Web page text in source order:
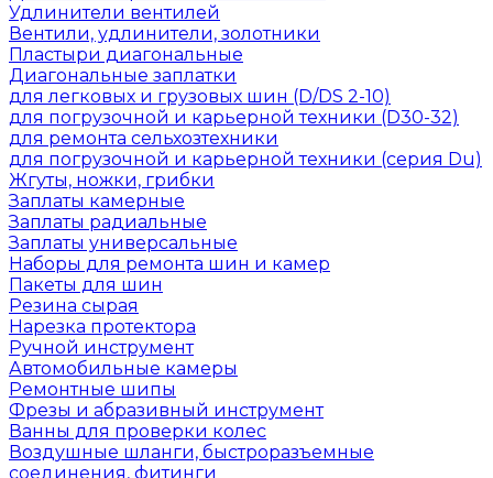
Удлинители вентилей
Вентили, удлинители, золотники
Пластыри диагональные
Диагональные заплатки
для легковых и грузовых шин (D/DS 2-10)
для погрузочной и карьерной техники (D30-32)
для ремонта сельхозтехники
для погрузочной и карьерной техники (серия Du)
Жгуты, ножки, грибки
Заплаты камерные
Заплаты радиальные
Заплаты универсальные
Наборы для ремонта шин и камер
Пакеты для шин
Резина сырая
Нарезка протектора
Ручной инструмент
Автомобильные камеры
Ремонтные шипы
Фрезы и абразивный инструмент
Ванны для проверки колес
Воздушные шланги, быстроразъемные
соединения, фитинги